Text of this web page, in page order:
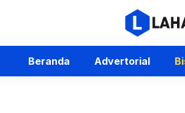
Beranda Advertorial